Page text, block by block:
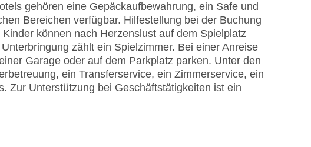
gehören eine Gepäckaufbewahrung, ein Safe und
Bereichen verfügbar. Hilfestellung bei der Buchung
können nach Herzenslust auf dem Spielplatz
zählt ein Spielzimmer. Bei einer Anreise
Garage oder auf dem Parkplatz parken. Unter den
ein Transferservice, ein Zimmerservice, ein
Zur Unterstützung bei Geschäftstätigkeiten ist ein